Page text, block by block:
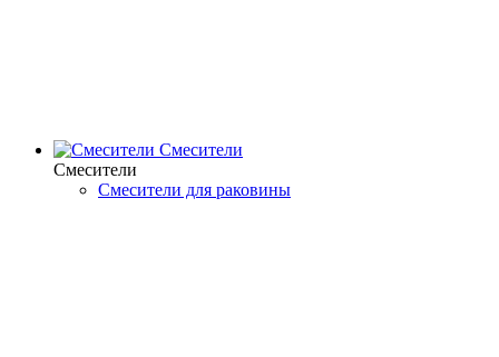
Смесители
Смесители
Смесители для раковины